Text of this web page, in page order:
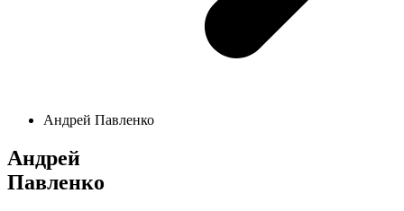
Андрей Павленко
Андрей
Павленко